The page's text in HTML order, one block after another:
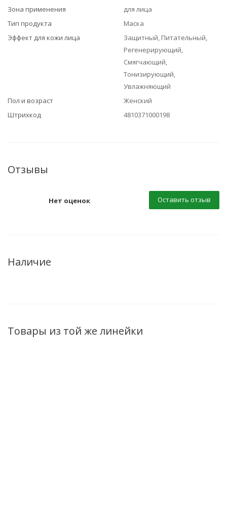
Зона применения
для лица
Тип продукта
Маска
Эффект для кожи лица
Защитный, Питательный,
Регенерирующий,
Смягчающий,
Тонизирующий,
Увлажняющий
Пол и возраст
Женский
Штрихкод
4810371000198
Отзывы
Нет оценок Оставить отзыв
Наличие
Товары из той же линейки